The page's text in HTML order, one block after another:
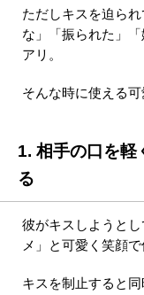
ただしキスを迫ら
な」「振られた」
アリ。
そんな時に使える
1. 相手の口を軽
る
彼がキスしようと
メ」と可愛く笑顔で
キスを制止すると